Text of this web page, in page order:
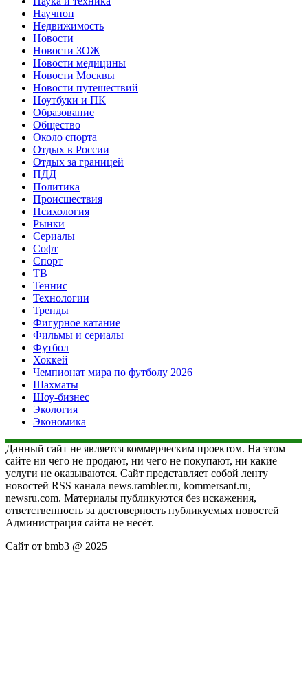
Научпоп
Недвижимость
Новости
Новости ЗОЖ
Новости медицины
Новости Москвы
Новости путешествий
Ноутбуки и ПК
Образование
Общество
Около спорта
Отдых в России
Отдых за границей
ПДД
Политика
Происшествия
Психология
Рынки
Сериалы
Софт
Спорт
ТВ
Теннис
Технологии
Тренды
Фигурное катание
Фильмы и сериалы
Футбол
Хоккей
Чемпионат мира по футболу 2026
Шахматы
Шоу-бизнес
Экология
Экономика
Данный сайт не является коммерческим проектом. На этом
сайте ни чего не продают, ни чего не покупают, ни какие
услуги не оказываются. Сайт представляет собой ленту
новостей RSS канала news.rambler.ru, kommersant.ru,
newsru.com. Материалы публикуются без искажения,
ответственность за достоверность публикуемых новостей
Администрация сайта не несёт.
Сайт от bmb3 @ 2025